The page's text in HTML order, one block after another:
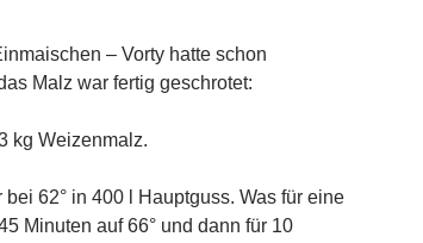
– Vorty hatte schon
Malz war fertig geschrotet:
kg Weizenmalz.
62° in 400 l Hauptguss. Was für eine
Minuten auf 66° und dann für 10